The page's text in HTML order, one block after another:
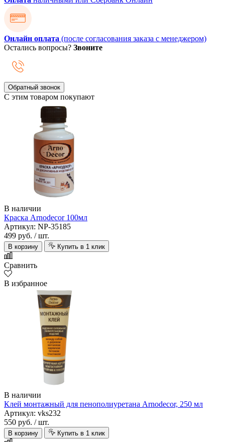
Онлайн оплата (после согласования заказа с менеджером)
Остались вопросы? Звоните
Обратный звонок
С этим товаром покупают
В наличии
Краска Arnodecor 100мл
Артикул: NP-35185
499 руб. / шт.
В корзину Купить в 1 клик
Сравнить
В избранное
В наличии
Клей монтажный для пенополиуретана Arnodecor, 250 мл
Артикул: vks232
550 руб. / шт.
В корзину Купить в 1 клик